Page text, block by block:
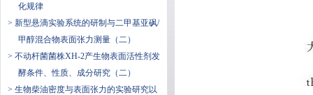
化规律
> 新型悬滴实验系统的研制与二甲基亚砜/
甲醇混合物表面张力测量（二）
> 不动杆菌菌株XH-2产生物表面活性剂发
酵条件、性质、成分研究（二）
> 生物柴油密度与表面张力的实验研究以